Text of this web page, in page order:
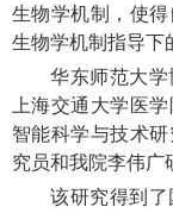
生物学机制，使
生物学机制指导下
华东师范大学
上海交通大学医
智能科学与技术
究员和我院李伟广
该研究得到